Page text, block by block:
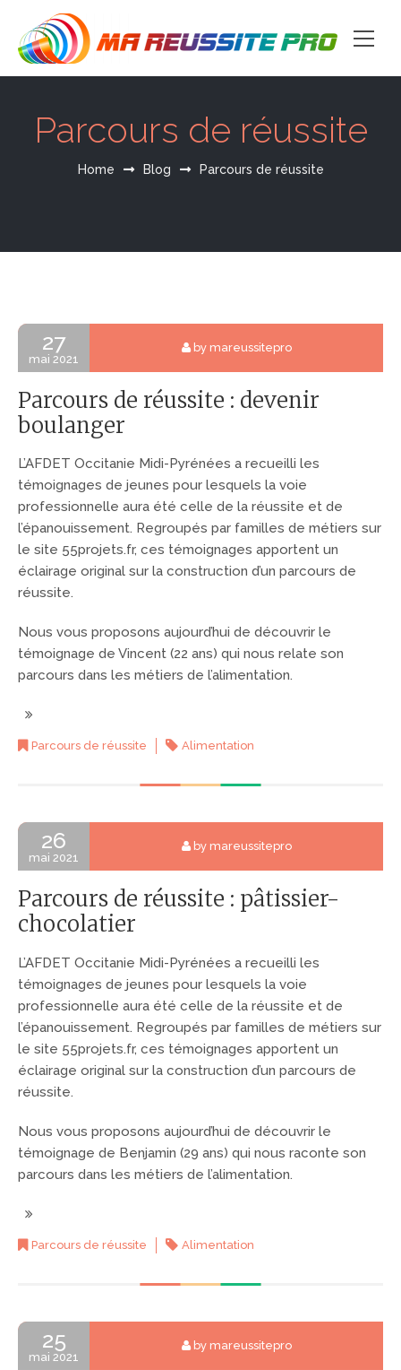
Parcours de réussite
Home Blog Parcours de réussite
27
mai 2021
by mareussitepro
Parcours de réussite : devenir
boulanger
L’AFDET Occitanie Midi-Pyrénées a recueilli les
témoignages de jeunes pour lesquels la voie
professionnelle aura été celle de la réussite et de
l’épanouissement. Regroupés par familles de métiers sur
le site 55projets.fr, ces témoignages apportent un
éclairage original sur la construction d’un parcours de
réussite.
Nous vous proposons aujourd’hui de découvrir le
témoignage de Vincent (22 ans) qui nous relate son
parcours dans les métiers de l’alimentation.
Parcours de réussite Alimentation
26
mai 2021
by mareussitepro
Parcours de réussite : pâtissier-
chocolatier
L’AFDET Occitanie Midi-Pyrénées a recueilli les
témoignages de jeunes pour lesquels la voie
professionnelle aura été celle de la réussite et de
l’épanouissement. Regroupés par familles de métiers sur
le site 55projets.fr, ces témoignages apportent un
éclairage original sur la construction d’un parcours de
réussite.
Nous vous proposons aujourd’hui de découvrir le
témoignage de Benjamin (29 ans) qui nous raconte son
parcours dans les métiers de l’alimentation.
Parcours de réussite Alimentation
25
mai 2021
by mareussitepro